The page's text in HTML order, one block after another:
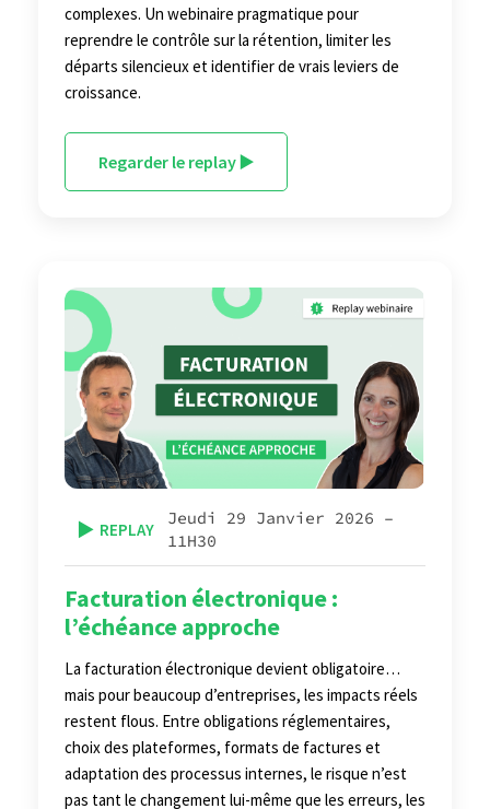
complexes. Un webinaire pragmatique pour
reprendre le contrôle sur la rétention, limiter les
départs silencieux et identifier de vrais leviers de
croissance.
Regarder le replay ▶️
▶️ REPLAY
Jeudi 29 Janvier 2026 –
11H30
Facturation électronique :
l’échéance approche
La facturation électronique devient obligatoire…
mais pour beaucoup d’entreprises, les impacts réels
restent flous. Entre obligations réglementaires,
choix des plateformes, formats de factures et
adaptation des processus internes, le risque n’est
pas tant le changement lui-même que les erreurs, les